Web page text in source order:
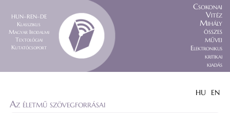
HUN–REN–DE
Klasszikus
Magyar Irodalmi
Textológiai
Kutatócsoport
Csokonai
Vitéz
Mihály
összes
művei
Elektronikus
kritikai
kiadás
HU EN
Az életmű szövegforrásai